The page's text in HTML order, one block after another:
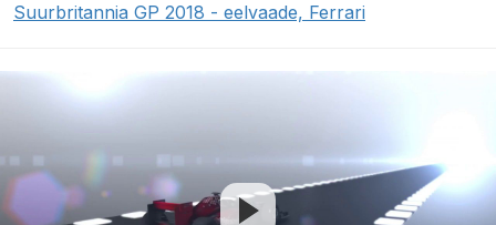
Suurbritannia GP 2018 - eelvaade, Ferrari